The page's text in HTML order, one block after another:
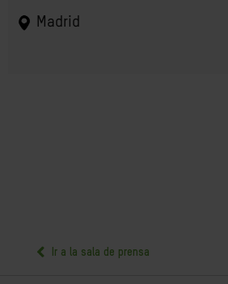
Madrid
Ir a la sala de prensa